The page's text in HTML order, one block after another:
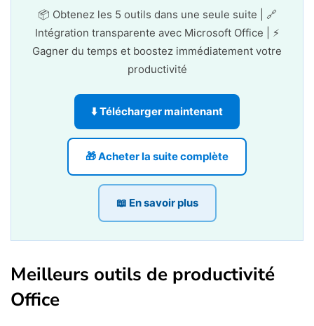
📦 Obtenez les 5 outils dans une seule suite | 🔗
Intégration transparente avec Microsoft Office | ⚡
Gagner du temps et boostez immédiatement votre
productivité
⬇️ Télécharger maintenant
🎁 Acheter la suite complète
📖 En savoir plus
Meilleurs outils de productivité
Office